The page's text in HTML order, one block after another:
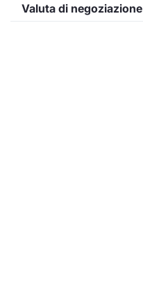
Valuta di negoziazione